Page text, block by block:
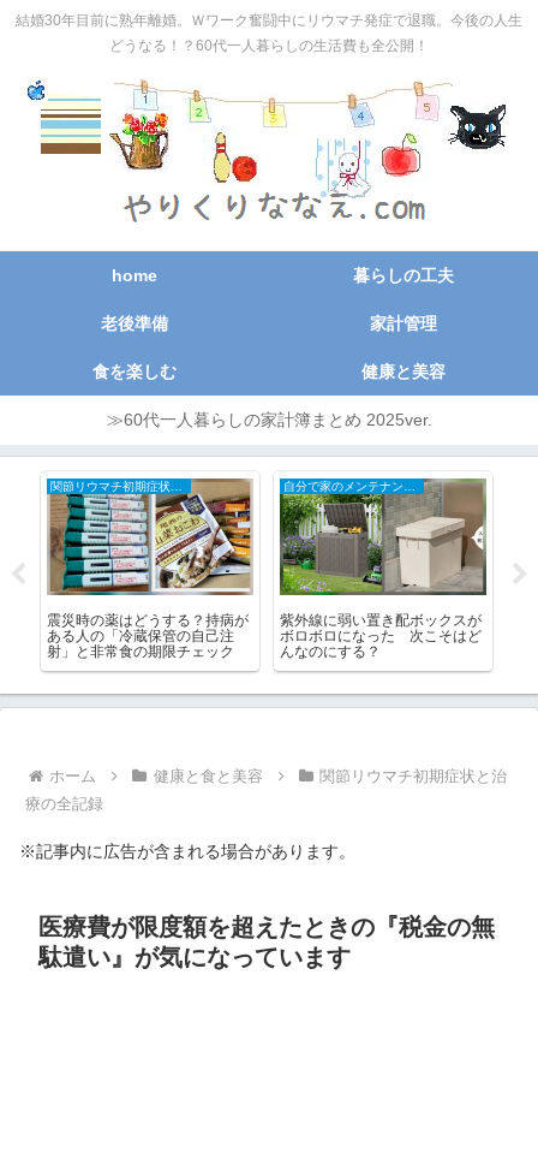
結婚30年目前に熟年離婚。Ｗワーク奮闘中にリウマチ発症で退職。今後の人生
どうなる！？60代一人暮らしの生活費も全公開！
home 暮らしの工夫
老後準備 家計管理
食を楽しむ 健康と美容
≫60代一人暮らしの家計簿まとめ 2025ver.
震災時の薬はどうする？持病が
ある人の「冷蔵保管の自己注
射」と非常食の期限チェック
紫外線に弱い置き配ボックスが
ボロボロになった 次こそはど
んなのにする？
ホーム 健康と食と美容
関節リウマチ初期症状と治
療の全記録
※記事内に広告が含まれる場合があります。
医療費が限度額を超えたときの『税金の無
駄遣い』が気になっています